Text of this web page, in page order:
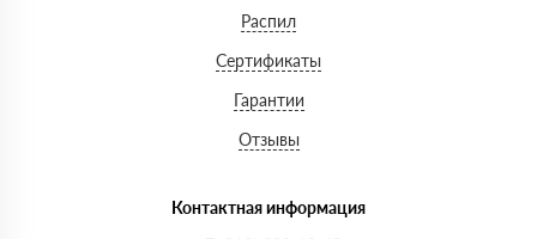
Распил
Сертификаты
Гарантии
Отзывы
Контактная информация